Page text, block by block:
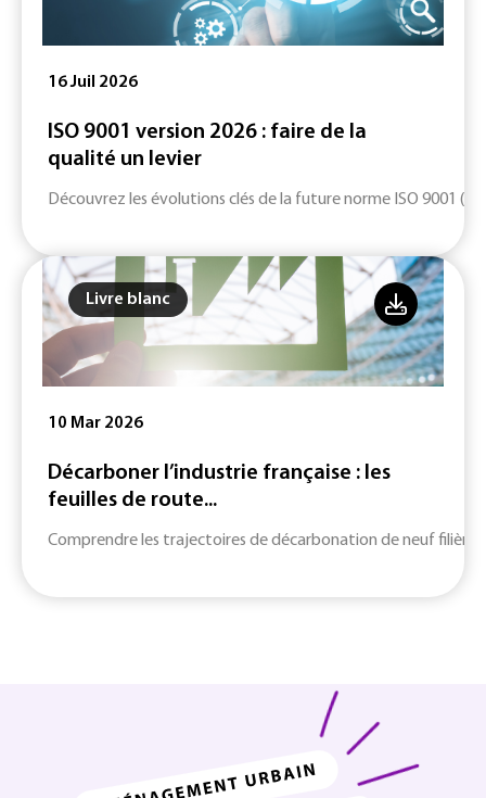
16 Juil 2026
ISO 9001 version 2026 : faire de la
qualité un levier
Découvrez les évolutions clés de la future norme ISO 9001
Livre blanc
10 Mar 2026
Décarboner l’industrie française : les
feuilles de route...
Comprendre les trajectoires de décarbonation de neuf